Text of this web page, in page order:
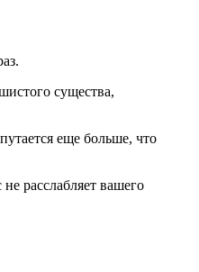
существа,
еще больше, что
расслабляет вашего